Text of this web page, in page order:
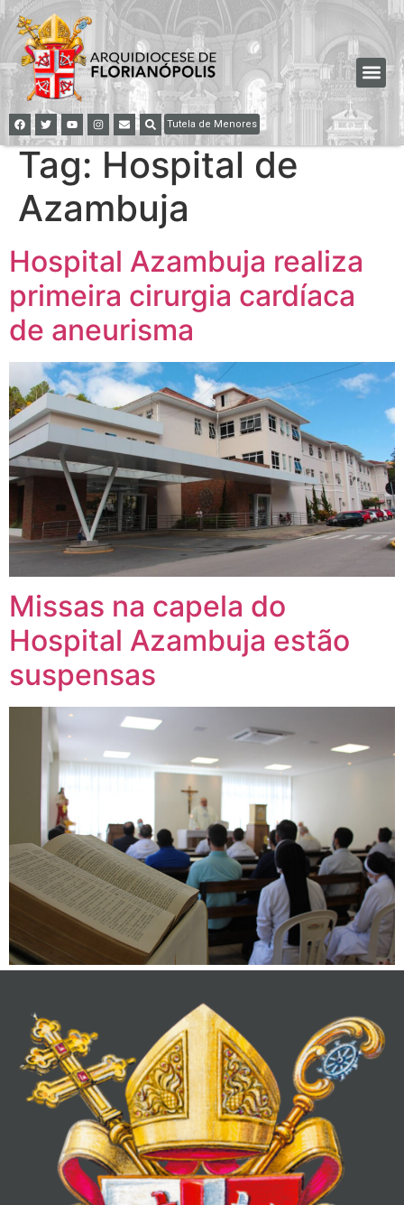
Tutela de Menores
Tag: Hospital de
Azambuja
Hospital Azambuja realiza
primeira cirurgia cardíaca
de aneurisma
Missas na capela do
Hospital Azambuja estão
suspensas